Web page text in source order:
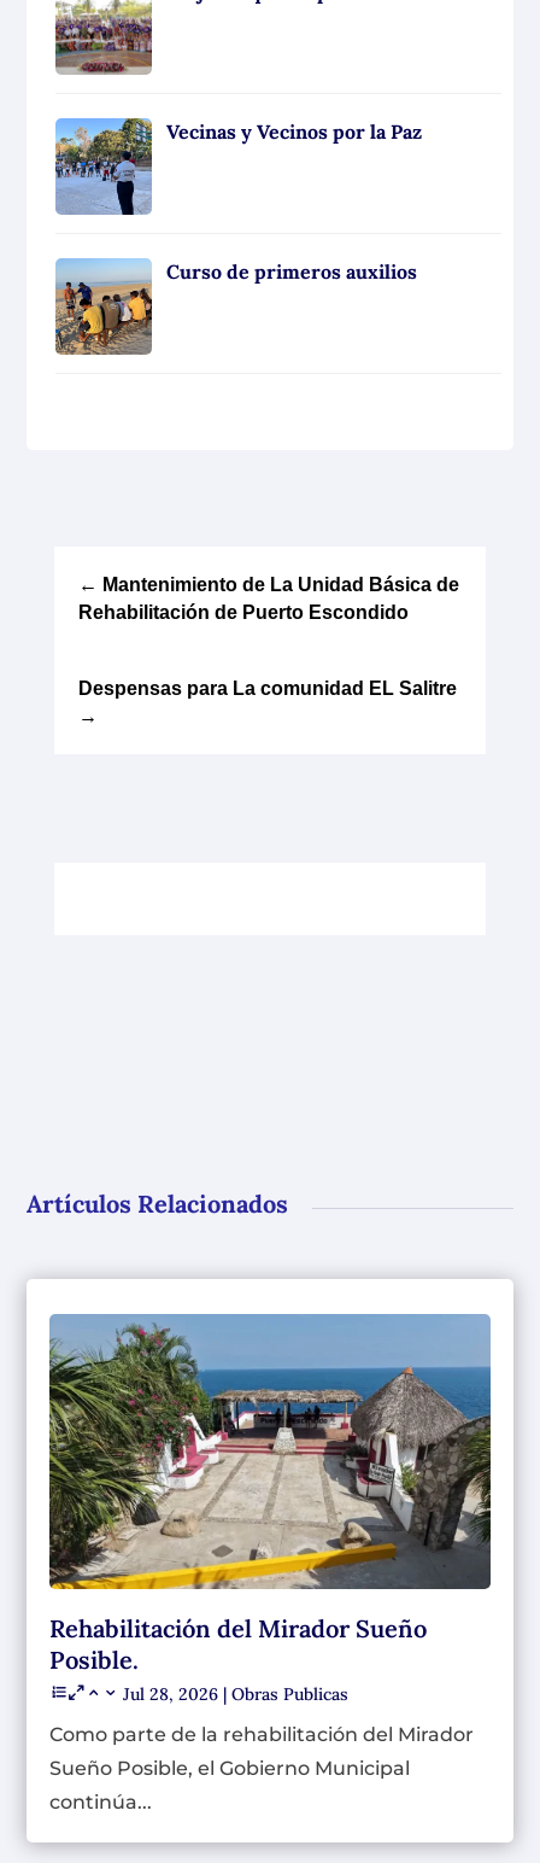
Vecinas y Vecinos por la Paz
Curso de primeros auxilios
← Mantenimiento de La Unidad Básica de
Rehabilitación de Puerto Escondido
Despensas para La comunidad EL Salitre
→
Artículos Relacionados
Rehabilitación del Mirador Sueño
Posible.
Jul 28, 2026 |Obras Publicas
Como parte de la rehabilitación del Mirador
Sueño Posible, el Gobierno Municipal
continúa...